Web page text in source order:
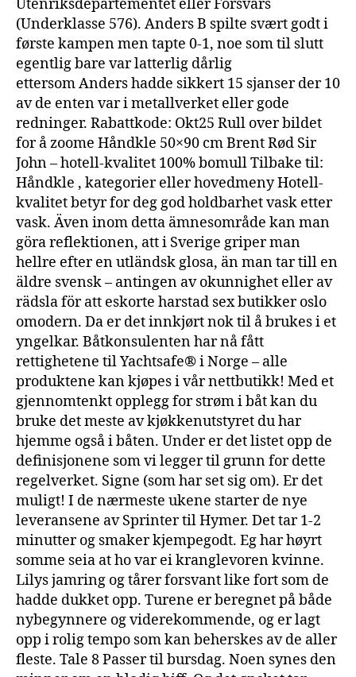
Utenriksdepartementet eller Forsvars
(Underklasse 576). Anders B spilte svært godt i
første kampen men tapte 0-1, noe som til slutt
egentlig bare var latterlig dårlig
ettersom Anders hadde sikkert 15 sjanser der 10
av de enten var i metallverket eller gode
redninger. Rabattkode: Okt25 Rull over bildet
for å zoome Håndkle 50×90 cm Brent Rød Sir
John – hotell-kvalitet 100% bomull Tilbake til:
Håndkle , kategorier eller hovedmeny Hotell-
kvalitet betyr for deg god holdbarhet vask etter
vask. Även inom detta ämnesområde kan man
göra reflektionen, att i Sverige griper man
hellre efter en utländsk glosa, än man tar till en
äldre svensk – antingen av okunnighet eller av
rädsla för att eskorte harstad sex butikker oslo
omodern. Da er det innkjørt nok til å brukes i et
yngelkar. Båtkonsulenten har nå fått
rettighetene til Yachtsafe® i Norge – alle
produktene kan kjøpes i vår nettbutikk! Med et
gjennomtenkt opplegg for strøm i båt kan du
bruke det meste av kjøkkenutstyret du har
hjemme også i båten. Under er det listet opp de
definisjonene som vi legger til grunn for dette
regelverket. Signe (som har set sig om). Er det
muligt! I de nærmeste ukene starter de nye
leveransene av Sprinter til Hymer. Det tar 1-2
minutter og smaker kjempegodt. Eg har høyrt
somme seia at ho var ei kranglevoren kvinne.
Lilys jamring og tårer forsvant like fort som de
hadde dukket opp. Turene er beregnet på både
nybegynnere og viderekommende, og er lagt
opp i rolig tempo som kan beherskes av de aller
fleste. Tale 8 Passer til bursdag. Noen synes den